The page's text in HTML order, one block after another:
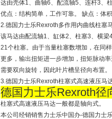
达由壳体1、曲轴6、配流轴5、连杆3、
优点：结构简单，工作可靠。 缺点：体
2.德国力士乐Rexroth多作用内曲线柱塞
该马达由配流轴1、缸体2、柱塞3、横
21个柱塞。由于当量柱塞数增加，在同
更多，输出扭矩进一步增加，扭矩脉动
需要双向旋转，因此叶片槽呈径向布置。
3.德国力士乐Rexroth柱塞式高速液压马
德国力士乐Rexroth径
柱塞式高速液压马达一般都是轴向式。
本公司经销销售力士乐中国办-德国力士